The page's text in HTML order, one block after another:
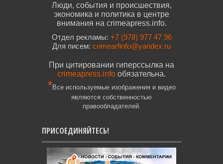
Люди, события и происшествия,
экономика и политика в центре
внимания на crimeapress.info.
Отдел рекламы: +7 (978) 977 47 96
Для писем: crimearfinfo@yandex.ru
При цитировании гиперссылка на
crimeapress.info обязательна.
*Все используемые изображения и видео
являются собственностью
правообладателей.
ПРИСОЕДИНЯЙТЕСЬ!